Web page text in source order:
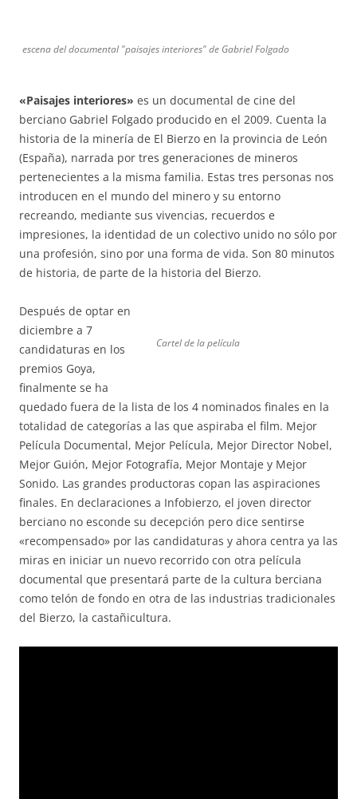
escena del documental "paisajes interiores" de Gabriel Folgado
«Paisajes interiores» es un documental de cine del
berciano Gabriel Folgado producido en el 2009. Cuenta la
historia de la minería de El Bierzo en la provincia de León
(España), narrada por tres generaciones de mineros
pertenecientes a la misma familia. Estas tres personas nos
introducen en el mundo del minero y su entorno
recreando, mediante sus vivencias, recuerdos e
impresiones, la identidad de un colectivo unido no sólo por
una profesión, sino por una forma de vida. Son 80 minutos
de historia, de parte de la historia del Bierzo.
Cartel de la película
Después de optar en
diciembre a 7
candidaturas en los
premios Goya,
finalmente se ha
quedado fuera de la lista de los 4 nominados finales en la
totalidad de categorías a las que aspiraba el film. Mejor
Película Documental, Mejor Película, Mejor Director Nobel,
Mejor Guión, Mejor Fotografía, Mejor Montaje y Mejor
Sonido. Las grandes productoras copan las aspiraciones
finales. En declaraciones a Infobierzo, el joven director
berciano no esconde su decepción pero dice sentirse
«recompensado» por las candidaturas y ahora centra ya las
miras en iniciar un nuevo recorrido con otra película
documental que presentará parte de la cultura berciana
como telón de fondo en otra de las industrias tradicionales
del Bierzo, la castañicultura.